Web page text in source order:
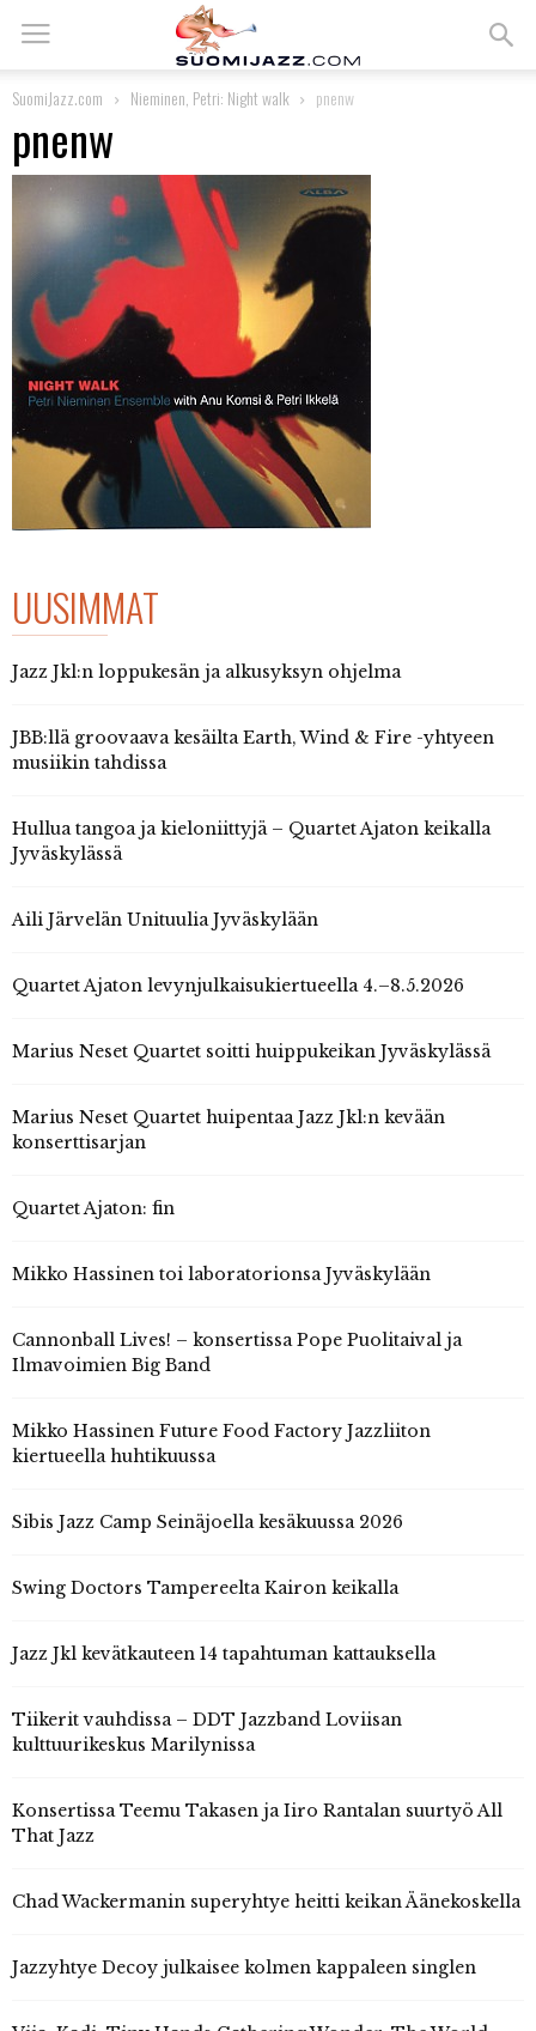
SuomiJazz.com Nieminen, Petri: Night walk pnenw
pnenw
UUSIMMAT
Jazz Jkl:n loppukesän ja alkusyksyn ohjelma
JBB:llä groovaava kesäilta Earth, Wind & Fire -yhtyeen
musiikin tahdissa
Hullua tangoa ja kieloniittyjä – Quartet Ajaton keikalla
Jyväskylässä
Aili Järvelän Unituulia Jyväskylään
Quartet Ajaton levynjulkaisukiertueella 4.–8.5.2026
Marius Neset Quartet soitti huippukeikan Jyväskylässä
Marius Neset Quartet huipentaa Jazz Jkl:n kevään
konserttisarjan
Quartet Ajaton: fin
Mikko Hassinen toi laboratorionsa Jyväskylään
Cannonball Lives! – konsertissa Pope Puolitaival ja
Ilmavoimien Big Band
Mikko Hassinen Future Food Factory Jazzliiton
kiertueella huhtikuussa
Sibis Jazz Camp Seinäjoella kesäkuussa 2026
Swing Doctors Tampereelta Kairon keikalla
Jazz Jkl kevätkauteen 14 tapahtuman kattauksella
Tiikerit vauhdissa – DDT Jazzband Loviisan
kulttuurikeskus Marilynissa
Konsertissa Teemu Takasen ja Iiro Rantalan suurtyö All
That Jazz
Chad Wackermanin superyhtye heitti keikan Äänekoskella
Jazzyhtye Decoy julkaisee kolmen kappaleen singlen